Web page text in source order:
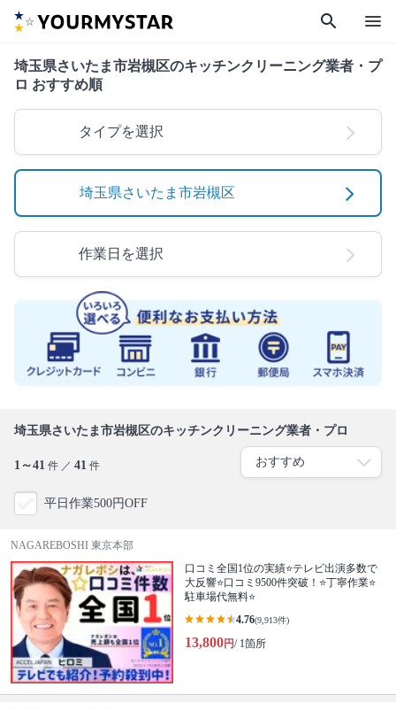
search menu
埼玉県さいたま市岩槻区のキッチンクリーニング業者・プ
ロ おすすめ順
タイプを選択
埼玉県さいたま市岩槻区
作業日を選択
埼玉県さいたま市岩槻区のキッチンクリーニング業者・プロ
1～41 件 ／ 41 件
平日作業500円OFF
NAGAREBOSHI 東京本部
口コミ全国1位の実績⭐テレビ出演多数で
大反響⭐口コミ9500件突破！⭐丁寧作業⭐
駐車場代無料⭐
4.76(9,913件)
13,800円/ 1箇所